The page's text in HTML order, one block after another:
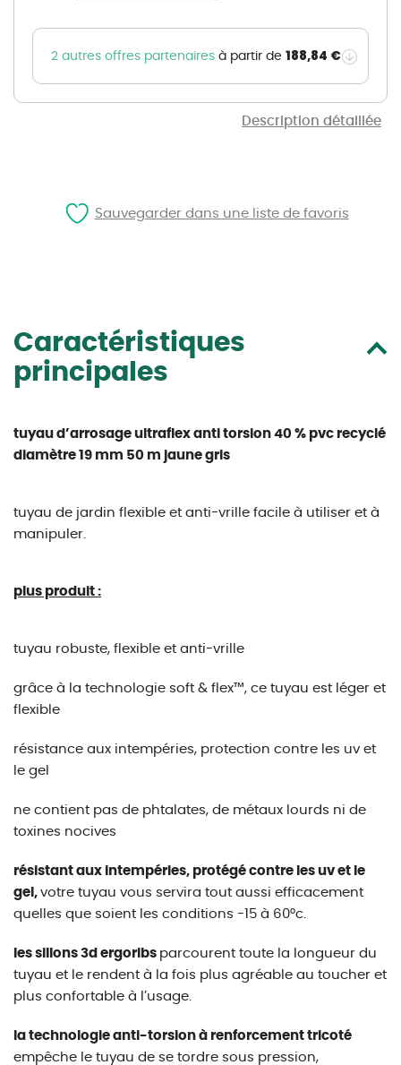
Description détaillée
2 autres offres partenaires à partir de 188,84 €
Caractéristiques
principales
tuyau d’arrosage ultraflex anti torsion 40 % pvc recyclé
diamètre 19 mm 50 m jaune gris
tuyau de jardin flexible et anti-vrille facile à utiliser et à
manipuler.
plus produit :
tuyau robuste, flexible et anti-vrille
grâce à la technologie soft & flex™, ce tuyau est léger et
flexible
résistance aux intempéries, protection contre les uv et
le gel
ne contient pas de phtalates, de métaux lourds ni de
toxines nocives
résistant aux intempéries, protégé contre les uv et le
gel, votre tuyau vous servira tout aussi efficacement
quelles que soient les conditions -15 à 60°c.
les sillons 3d ergoribs parcourent toute la longueur du
tuyau et le rendent à la fois plus agréable au toucher et
plus confortable à l’usage.
la technologie anti-torsion à renforcement tricoté
empêche le tuyau de se tordre sous pression,
Sauvegarder dans une liste de favoris